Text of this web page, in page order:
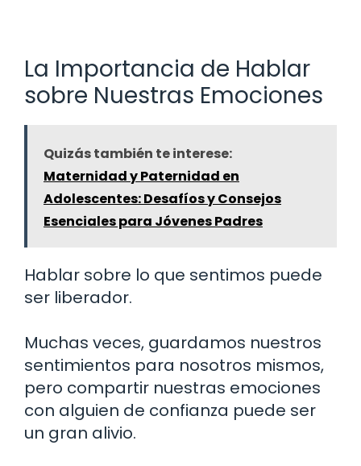
La Importancia de Hablar
sobre Nuestras Emociones
Quizás también te interese:
Maternidad y Paternidad en
Adolescentes: Desafíos y Consejos
Esenciales para Jóvenes Padres
Hablar sobre lo que sentimos puede
ser liberador.
Muchas veces, guardamos nuestros
sentimientos para nosotros mismos,
pero compartir nuestras emociones
con alguien de confianza puede ser
un gran alivio.